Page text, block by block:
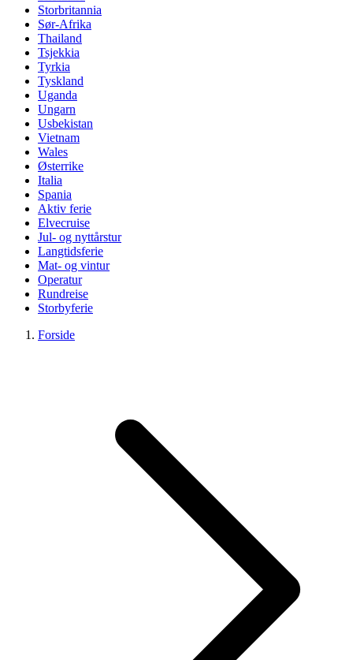
Storbritannia
Sør-Afrika
Thailand
Tsjekkia
Tyrkia
Tyskland
Uganda
Ungarn
Usbekistan
Vietnam
Wales
Østerrike
Italia
Spania
Aktiv ferie
Elvecruise
Jul- og nyttårstur
Langtidsferie
Mat- og vintur
Operatur
Rundreise
Storbyferie
Forside